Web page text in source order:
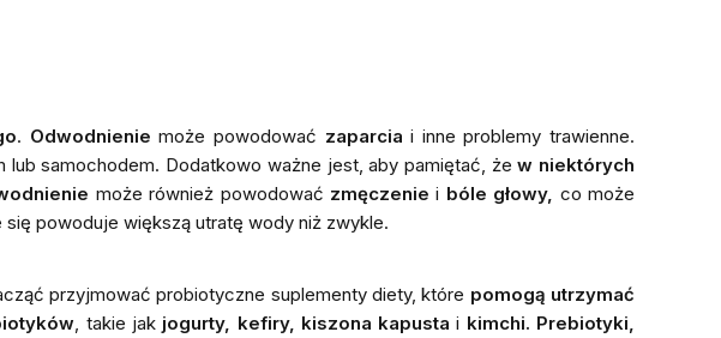
. Odwodnienie może powodować zaparcia i inne problemy trawienne.
lub samochodem. Dodatkowo ważne jest, aby pamiętać, żew niektórych
może również powodować zmęczenie i bóle głowy, co może
się powoduje większą utratę wody niż zwykle.
przyjmować probiotyczne suplementy diety, które pomogą utrzymać
, takie jak jogurty, kefiry, kiszona kapusta i kimchi. Prebiotyki,